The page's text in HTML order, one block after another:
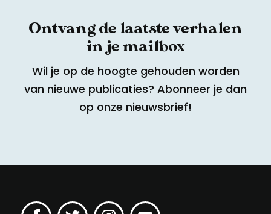
Ontvang de laatste verhalen
in je mailbox
Wil je op de hoogte gehouden worden
van nieuwe publicaties? Abonneer je dan
op onze nieuwsbrief!